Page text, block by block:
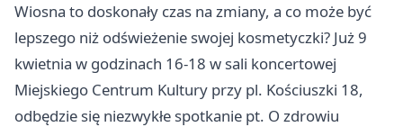
Wiosna to doskonały czas na zmiany, a co może być
lepszego niż odświeżenie swojej kosmetyczki? Już 9
kwietnia w godzinach 16-18 w sali koncertowej
Miejskiego Centrum Kultury przy pl. Kościuszki 18,
odbędzie się niezwykłe spotkanie pt. O zdrowiu